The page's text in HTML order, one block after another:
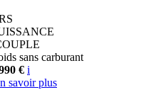
sans carburant
€ i
savoir plus